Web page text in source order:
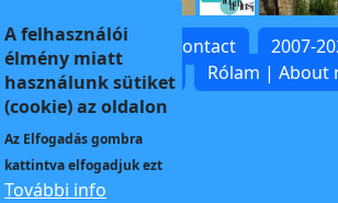
Kapcsolat | Contact
2007-
Zoltán
Rólam | About
A felhasználói
élmény miatt
használunk sütiket
(cookie) az oldalon
Az Elfogadásgombra
kattintva elfogadjuk ezt
További info